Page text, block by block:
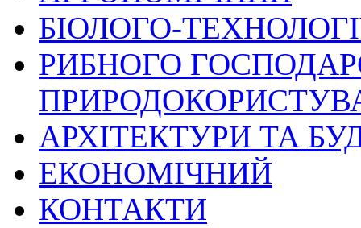
БІОЛОГО-
РИБНОГО
АРХІТЕКТУРИ ТА
ЕКОНОМІЧНИЙ
КОНТАКТИ